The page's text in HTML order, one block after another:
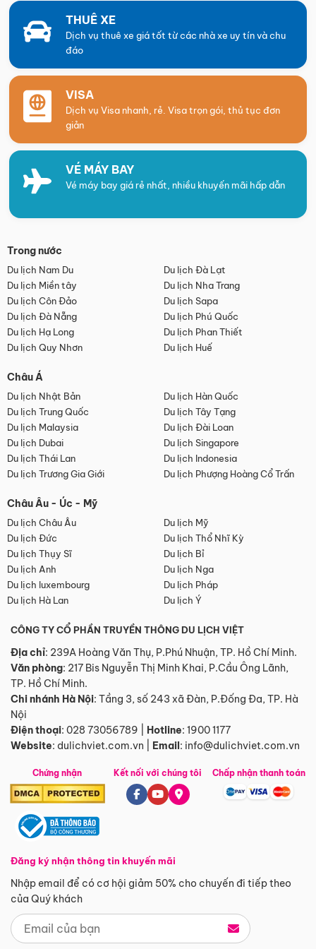
THUÊ XE
Dịch vụ thuê xe giá tốt từ các nhà xe uy tín và chu
đáo
VISA
Dịch vụ Visa nhanh, rẻ. Visa trọn gói, thủ tục đơn
giản
VÉ MÁY BAY
Vé máy bay giá rẻ nhất, nhiều khuyến mãi hấp dẫn
Trong nước
Du lịch Nam Du
Du lịch Đà Lạt
Du lịch Miền tây
Du lịch Nha Trang
Du lịch Côn Đảo
Du lịch Sapa
Du lịch Đà Nẵng
Du lịch Phú Quốc
Du lịch Hạ Long
Du lịch Phan Thiết
Du lịch Quy Nhơn
Du lịch Huế
Châu Á
Du lịch Nhật Bản
Du lịch Hàn Quốc
Du lịch Trung Quốc
Du lịch Tây Tạng
Du lịch Malaysia
Du lịch Đài Loan
Du lịch Dubai
Du lịch Singapore
Du lịch Thái Lan
Du lịch Indonesia
Du lịch Trương Gia Giới
Du lịch Phượng Hoàng Cổ Trấn
Châu Âu - Úc - Mỹ
Du lịch Châu Âu
Du lịch Mỹ
Du lịch Đức
Du lịch Thổ Nhĩ Kỳ
Du lịch Thụy Sĩ
Du lịch Bỉ
Du lịch Anh
Du lịch Nga
Du lịch luxembourg
Du lịch Pháp
Du lịch Hà Lan
Du lịch Ý
CÔNG TY CỔ PHẦN TRUYỀN THÔNG DU LỊCH VIỆT
Địa chỉ: 239A Hoàng Văn Thụ, P.Phú Nhuận, TP. Hồ Chí Minh.
Văn phòng: 217 Bis Nguyễn Thị Minh Khai, P.Cầu Ông Lãnh,
TP. Hồ Chí Minh.
Chi nhánh Hà Nội: Tầng 3, số 243 xã Đàn, P.Đống Đa, TP. Hà
Nội
Điện thoại: 028 73056789 Hotline: 1900 1177
Website: dulichviet.com.vn Email: info@dulichviet.com.vn
Chứng nhận
Đăng ký nhận thông tin khuyến mãi
Nhập email để có cơ hội giảm 50% cho chuyến đi tiếp theo
của Quý khách
Kết nối với chúng tôi Chấp nhận thanh toán